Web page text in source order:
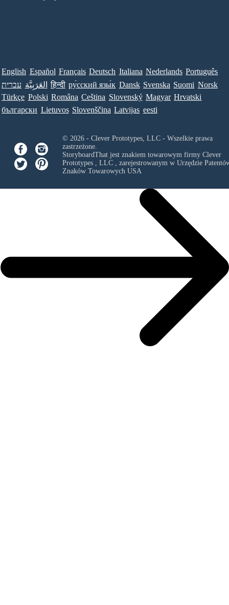
English Español Français Deutsch Italiana Nederlands Português
עברית العَرَبِيَّة हिन्दी ру́сский язы́к Dansk Svenska Suomi Norsk
Türkçe Polski Româna Ceština Slovenský Magyar Hrvatski
български Lietuvos Slovenščina Latvijas eesti
© 2026 - Clever Prototypes, LLC - Wszelkie prawa
zastrzeżone.
StoryboardThat jest znakiem towarowym firmy Clever
Prototypes , LLC, zarejestrowanym w Urzędzie
Znaków Towarowych USA